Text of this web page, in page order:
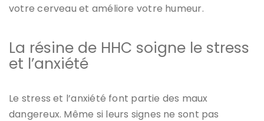
votre cerveau et améliore votre humeur.
La résine de HHC soigne le stress
et l’anxiété
Le stress et l’anxiété font partie des maux
dangereux. Même si leurs signes ne sont pas